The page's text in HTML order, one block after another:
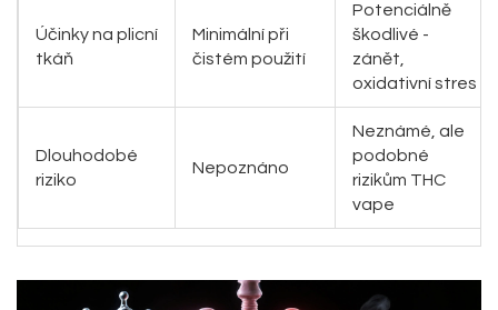
Účinky na plicní
tkáň
Minimální při
čistém použití
Potenciálně
škodlivé -
zánět,
oxidativní stres
Dlouhodobé
riziko
Nepoznáno
Neznámé, ale
podobné
rizikům THC
vape